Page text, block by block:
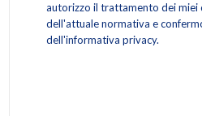
autorizzo il trattamento dei miei
dell'attuale normativa e
dell'informativa privacy.
Nuova costruzione